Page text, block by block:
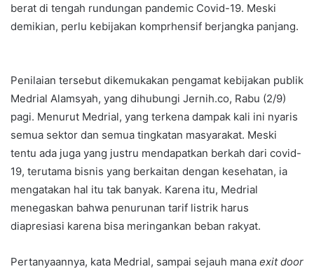
berat di tengah rundungan pandemic Covid-19. Meski
demikian, perlu kebijakan komprhensif berjangka panjang.
Penilaian tersebut dikemukakan pengamat kebijakan publik
Medrial Alamsyah, yang dihubungi Jernih.co, Rabu (2/9)
pagi. Menurut Medrial, yang terkena dampak kali ini nyaris
semua sektor dan semua tingkatan masyarakat. Meski
tentu ada juga yang justru mendapatkan berkah dari covid-
19, terutama bisnis yang berkaitan dengan kesehatan, ia
mengatakan hal itu tak banyak. Karena itu, Medrial
menegaskan bahwa penurunan tarif listrik harus
diapresiasi karena bisa meringankan beban rakyat.
Pertanyaannya, kata Medrial, sampai sejauh mana exit door